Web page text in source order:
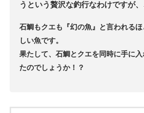
うという贅沢な釣行なわけですが、
石鯛もクエも『幻の魚』と言われる
しい魚です。
果たして、石鯛とクエを同時に手に
たのでしょうか！？